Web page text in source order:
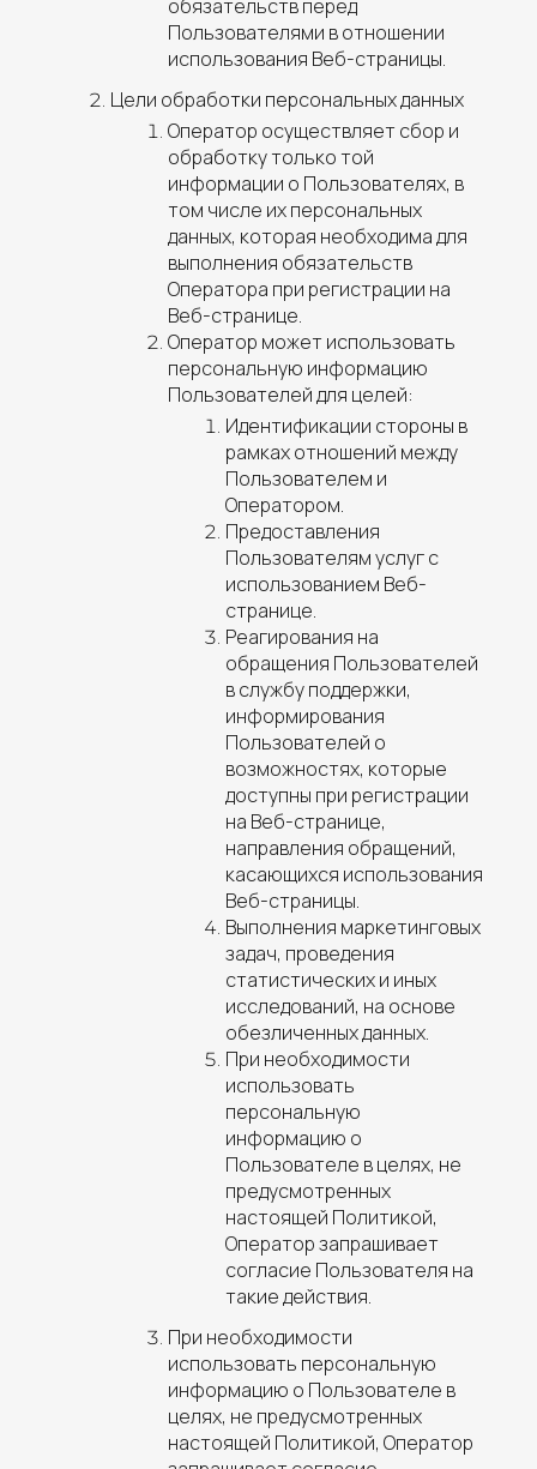
обязательств перед
Пользователями в отношении
использования Веб-страницы.
Цели обработки персональных данных
Оператор осуществляет сбор и
обработку только той
информации о Пользователях, в
том числе их персональных
данных, которая необходима для
выполнения обязательств
Оператора при регистрации на
Веб-странице.
Оператор может использовать
персональную информацию
Пользователей для целей:
Идентификации стороны в
рамках отношений между
Пользователем и
Оператором.
Предоставления
Пользователям услуг с
использованием Веб-
странице.
Реагирования на
обращения Пользователей
в службу поддержки,
информирования
Пользователей о
возможностях, которые
доступны при регистрации
на Веб-странице,
направления обращений,
касающихся использования
Веб-страницы.
Выполнения маркетинговых
задач, проведения
статистических и иных
исследований, на основе
обезличенных данных.
При необходимости
использовать
персональную
информацию о
Пользователе в целях, не
предусмотренных
настоящей Политикой,
Оператор запрашивает
согласие Пользователя на
такие действия.
При необходимости
использовать персональную
информацию о Пользователе в
целях, не предусмотренных
настоящей Политикой, Оператор